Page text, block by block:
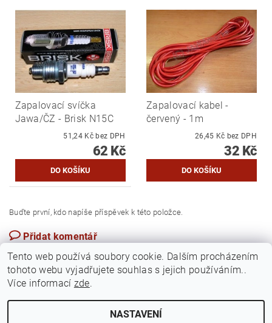
Zapalovací svíčka
Jawa/ČZ - Brisk N15C
51,24 Kč bez DPH
62 Kč
Zapalovací kabel -
červený - 1m
26,45 Kč bez DPH
32 Kč
Buďte první, kdo napíše příspěvek k této položce.
Přidat komentář
Tento web používá soubory cookie. Dalším procházením
tohoto webu vyjadřujete souhlas s jejich používáním..
Více informací zde.
NASTAVENÍ